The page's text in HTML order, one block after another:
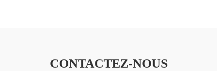
CONTACTEZ-NOUS